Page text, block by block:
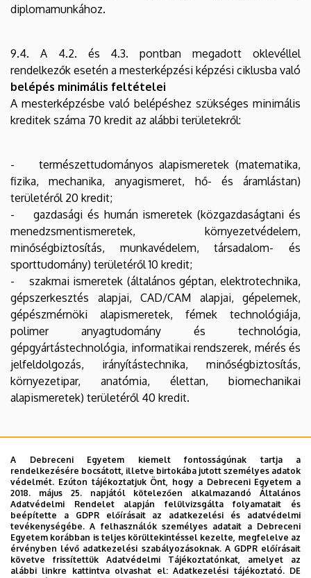
diplomamunkához.
9.4. A 4.2. és 4.3. pontban megadott oklevéllel
rendelkezők esetén a mesterképzési képzési ciklusba való
belépés minimális feltételei
A mesterképzésbe való belépéshez szükséges minimális
kreditek száma 70 kredit az alábbi területekről:
- természettudományos alapismeretek (matematika,
fizika, mechanika, anyagismeret, hő- és áramlástan)
területéről 20 kredit;
- gazdasági és humán ismeretek (közgazdaságtani és
menedzsmentismeretek, környezetvédelem,
minőségbiztosítás, munkavédelem, társadalom- és
sporttudomány) területéről 10 kredit;
- szakmai ismeretek (általános géptan, elektrotechnika,
gépszerkesztés alapjai, CAD/CAM alapjai, gépelemek,
gépészmérnöki alapismeretek, fémek technológiája,
polimer anyagtudomány és technológia,
gépgyártástechnológia, informatikai rendszerek, mérés és
jelfeldolgozás, irányítástechnika, minőségbiztosítás,
környezetipar, anatómia, élettan, biomechanikai
alapismeretek) területéről 40 kredit.
A mesterképzésbe való felvétel feltétele, hogy az
alapképzési tanulmányai alapján
- a 4.2. pontban meghatározott alapképzési szakon
oklevéllel jelentkező legalább 40 kredittel rendelkezzen.
- a 4.3. pontban meghatározott alapképzési szakon
oklevéllel rendelkező legalább 50 kredittel rendelkezzen.
A mesterképzésben a felsorolt területekről a hiányzó
krediteket a felsőoktatási intézmény tanulmányi és
A Debreceni Egyetem kiemelt fontosságúnak tartja a
rendelkezésére bocsátott, illetve birtokába jutott személyes adatok
védelmét. Ezúton tájékoztatjuk Önt, hogy a Debreceni Egyetem a
2018. május 25. napjától kötelezően alkalmazandó Általános
Adatvédelmi Rendelet alapján felülvizsgálta folyamatait és
beépítette a GDPR előírásait az adatkezelési és adatvédelmi
tevékenységébe. A felhasználók személyes adatait a Debreceni
Egyetem korábban is teljes körültekintéssel kezelte, megfelelve az
érvényben lévő adatkezelési szabályozásoknak. A GDPR előírásait
követve frissítettük Adatvédelmi Tájékoztatónkat, amelyet az
alábbi linkre kattintva olvashat el:Adatkezelési tájékoztató. DE